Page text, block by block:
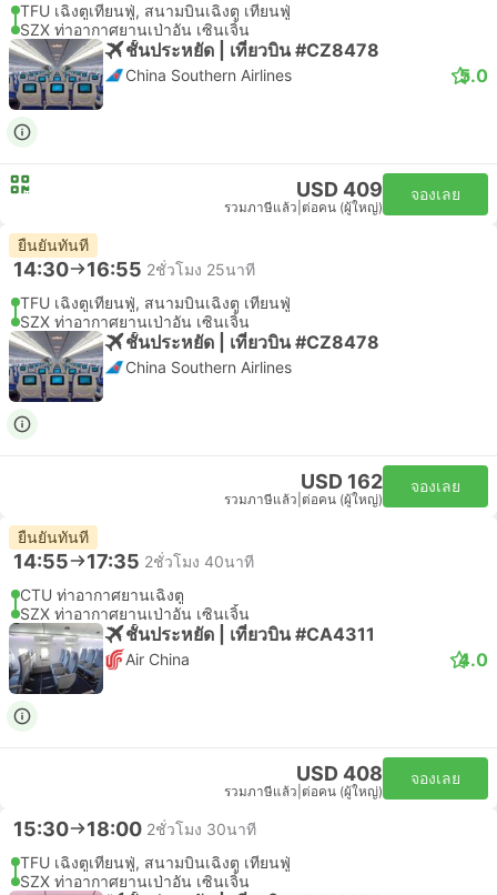
TFU เฉิงตูเทียนฟู่, สนามบินเฉิงตู เทียนฟู่
SZX ท่าอากาศยานเป่าอัน เซินเจิ้น
ชั้นประหยัด | เที่ยวบิน #CZ8478
China Southern Airlines 5.0
USD 409
รวมภาษีแล้ว ต่อคน (ผู้ใหญ่)
จองเลย
ยืนยันทันที
14:30 16:55 2ชั่วโมง 25นาที
TFU เฉิงตูเทียนฟู่, สนามบินเฉิงตู เทียนฟู่
SZX ท่าอากาศยานเป่าอัน เซินเจิ้น
ชั้นประหยัด | เที่ยวบิน #CZ8478
China Southern Airlines
USD 162
รวมภาษีแล้ว ต่อคน (ผู้ใหญ่)
จองเลย
ยืนยันทันที
14:55 17:35 2ชั่วโมง 40นาที
CTU ท่าอากาศยานเฉิงตู
SZX ท่าอากาศยานเป่าอัน เซินเจิ้น
ชั้นประหยัด | เที่ยวบิน #CA4311
Air China 4.0
USD 408
รวมภาษีแล้ว ต่อคน (ผู้ใหญ่)
จองเลย
15:30 18:00 2ชั่วโมง 30นาที
TFU เฉิงตูเทียนฟู่, สนามบินเฉิงตู เทียนฟู่
SZX ท่าอากาศยานเป่าอัน เซินเจิ้น